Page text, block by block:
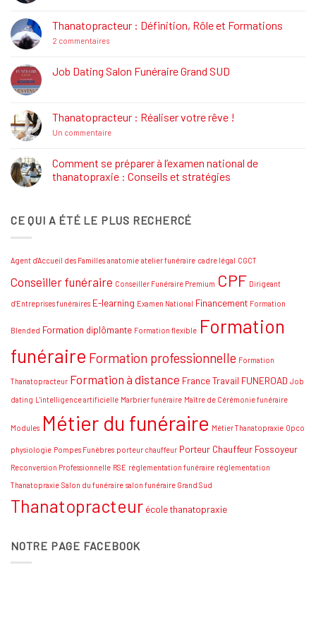
La
Réglementation
Funéraire
Thanatopracteur : Définition, Rôle et Formations
2 commentairessur
Définition,
Rôle
Job Dating Salon Funéraire Grand SUD
Job
Dating
Salon
SUD
Thanatopracteur : Réaliser votre rêve !
Un commentairesur
Réaliser
votre
rêve
Comment se préparer à l’examen national de
thanatopraxie : Conseils et stratégies
Comment
se
national
thanatopraxie
Conseils
CE QUI A ÉTÉ LE PLUS RECHERCÉ
Agent d'Accueil des Familles anatomie atelier funéraire cadre légal CGCT
Conseiller funéraire Conseiller Funéraire Premium CPF Dirigeant
d'Entreprises funéraires E-learning Examen National Financement Formation
Blended Formation diplômante Formation flexible Formation
funéraire Formation professionnelle Formation
Thanatopracteur Formation à distance France Travail FUNEROAD Job
dating L'intelligence artificielle Marbrier funéraire Maître de Cérémonie funéraire
Modules Métier du funéraire Métier Thanatopraxie Opco
physiologie Pompes Funèbres porteur chauffeur Porteur Chauffeur Fossoyeur
Reconversion Professionnelle RSE réglementation funéraire réglementation
Thanatopraxie Salon du funéraire salon funéraire Grand Sud
Thanatopracteur école thanatopraxie
NOTRE PAGE FACEBOOK